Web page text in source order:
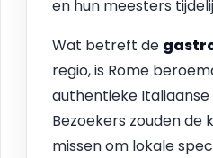
en hun meesters
Wat betreft de
regio, is Rome
authentieke
Bezoekers zouden de
missen om lokale